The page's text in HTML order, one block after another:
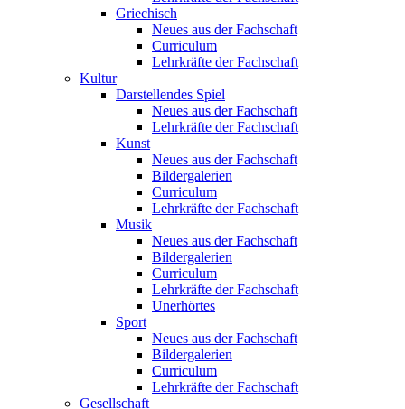
Griechisch
Neues aus der Fachschaft
Curriculum
Lehrkräfte der Fachschaft
Kultur
Darstellendes Spiel
Neues aus der Fachschaft
Lehrkräfte der Fachschaft
Kunst
Neues aus der Fachschaft
Bildergalerien
Curriculum
Lehrkräfte der Fachschaft
Musik
Neues aus der Fachschaft
Bildergalerien
Curriculum
Lehrkräfte der Fachschaft
Unerhörtes
Sport
Neues aus der Fachschaft
Bildergalerien
Curriculum
Lehrkräfte der Fachschaft
Gesellschaft